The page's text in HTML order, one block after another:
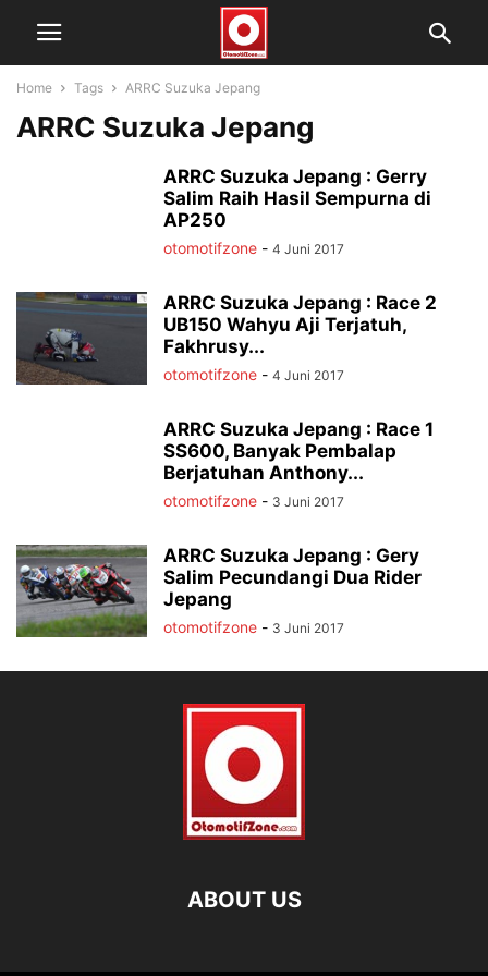
Home Tags ARRC Suzuka Jepang
ARRC Suzuka Jepang
ARRC Suzuka Jepang : Gerry
Salim Raih Hasil Sempurna di
AP250
otomotifzone - 4 Juni 2017
ARRC Suzuka Jepang : Race 2
UB150 Wahyu Aji Terjatuh,
Fakhrusy...
otomotifzone - 4 Juni 2017
ARRC Suzuka Jepang : Race 1
SS600, Banyak Pembalap
Berjatuhan Anthony...
otomotifzone - 3 Juni 2017
ARRC Suzuka Jepang : Gery
Salim Pecundangi Dua Rider
Jepang
otomotifzone - 3 Juni 2017
ABOUT US